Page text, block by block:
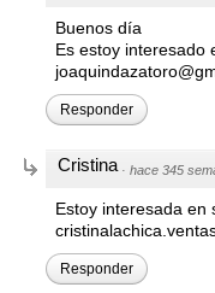
Buenos día
Es estoy interesado
Responder
Cristina · hace 345
Estoy interesada en
Responder